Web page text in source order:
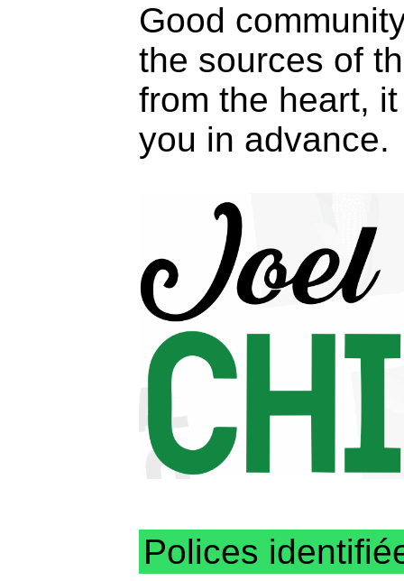
Good
the sources of
from the heart,
you in advance.
Polices